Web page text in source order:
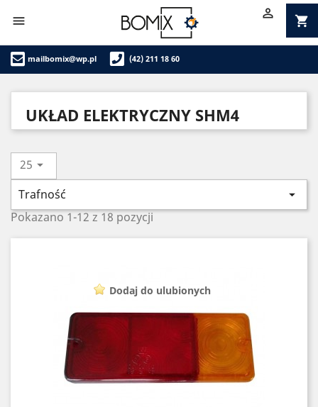
 shopping_cart

mailbomix@wp.pl (42) 211 18 60
UKŁAD ELEKTRYCZNY SHM4
25 
Trafność 
Pokazano 1-12 z 18 pozycji
Dodaj do ulubionych